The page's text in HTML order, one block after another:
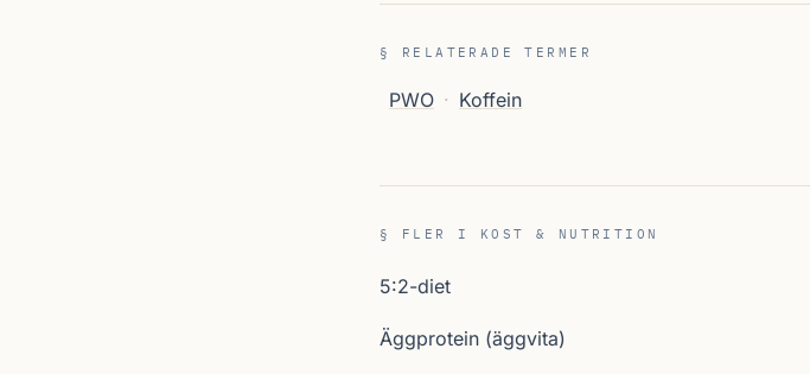
§ RELATERADE TERMER
PWO · Koffein
§ FLER I KOST & NUTRITION
5:2-diet
Äggprotein (äggvita)